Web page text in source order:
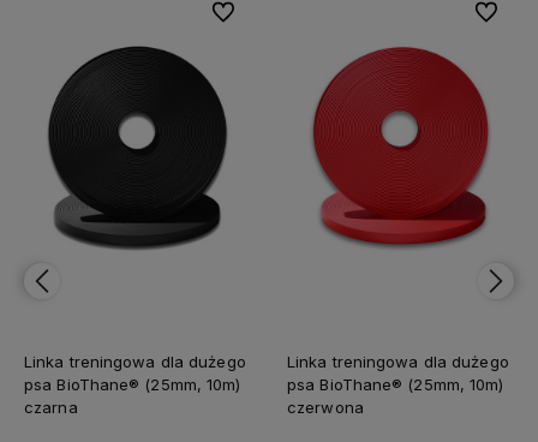
Linka treningowa dla dużego
psa BioThane® (25mm, 10m)
czarna
Do ulubionych
Linka treningowa dla dużego
psa BioThane® (25mm, 10m)
czerwona
Do